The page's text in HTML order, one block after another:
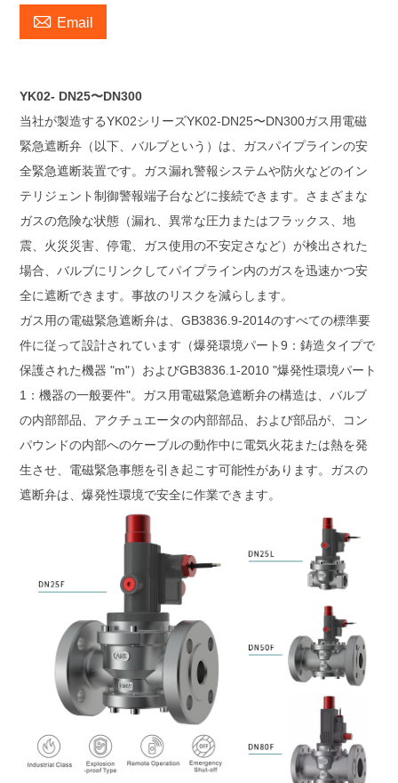
 Email
YK02- DN25〜DN300
当社が製造するYK02シリーズYK02-DN25〜DN300ガス用電磁
緊急遮断弁（以下、バルブという）は、ガスパイプラインの安
全緊急遮断装置です。ガス漏れ警報システムや防火などのイン
テリジェント制御警報端子台などに接続できます。さまざまな
ガスの危険な状態（漏れ、異常な圧力またはフラックス、地
震、火災災害、停電、ガス使用の不安定さなど）が検出された
場合、バルブにリンクしてパイプライン内のガスを迅速かつ安
全に遮断できます。事故のリスクを減らします。
ガス用の電磁緊急遮断弁は、GB3836.9-2014のすべての標準要
件に従って設計されています（爆発環境パート9：鋳造タイプで
保護された機器 "m"）およびGB3836.1-2010 "爆発性環境パート
1：機器の一般要件"。ガス用電磁緊急遮断弁の構造は、バルブ
の内部部品、アクチュエータの内部部品、および部品が、コン
パウンドの内部へのケーブルの動作中に電気火花または熱を発
生させ、電磁緊急事態を引き起こす可能性があります。ガスの
遮断弁は、爆発性環境で安全に作業できます。